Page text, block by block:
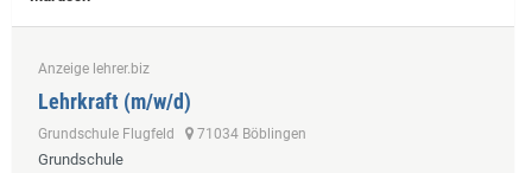
Anzeige lehrer.biz
Lehrkraft (m/w/d)
Grundschule Flugfeld 71034 Böblingen
Grundschule